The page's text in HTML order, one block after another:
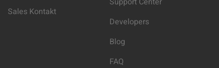
Sales Kontakt
Developers
Blog
FAQ